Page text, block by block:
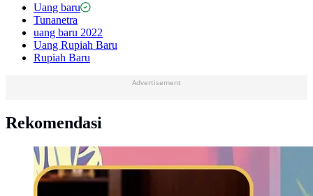
Uang baru
Tunanetra
uang baru 2022
Uang Rupiah Baru
Rupiah Baru
Advertisement
Rekomendasi